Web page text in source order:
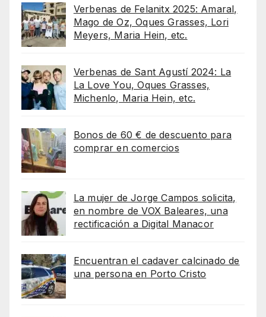
Verbenas de Felanitx 2025: Amaral,
Mago de Oz, Oques Grasses, Lori
Meyers, Maria Hein, etc.
Verbenas de Sant Agustí 2024: La
La Love You, Oques Grasses,
Michenlo, Maria Hein, etc.
Bonos de 60 € de descuento para
comprar en comercios
La mujer de Jorge Campos solicita,
en nombre de VOX Baleares, una
rectificación a Digital Manacor
Encuentran el cadaver calcinado de
una persona en Porto Cristo